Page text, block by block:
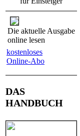
Die aktuelle Ausgabe
online lesen
kostenloses
Online-Abo
DAS
HANDBUCH